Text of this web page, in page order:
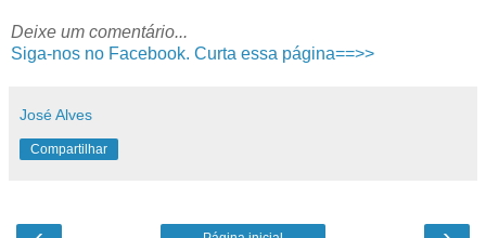
Deixe um comentário...
Siga-nos no Facebook. Curta essa página==>>
José Alves
Compartilhar